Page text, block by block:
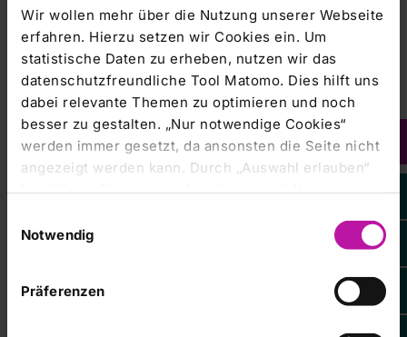
Wir wollen mehr über die Nutzung unserer Webseite
erfahren. Hierzu setzen wir Cookies ein. Um
statistische Daten zu erheben, nutzen wir das
datenschutzfreundliche Tool Matomo. Dies hilft uns
dabei relevante Themen zu optimieren und noch
besser zu gestalten. „Nur notwendige Cookies“
werden immer gesetzt, da ansonsten die Seite nicht
angezeigt werden kann. Durch „Auswahl erlauben“
bestätigen Sie entsprechend ausgewählte
erlauben Sie alle eingesetzten Cookies. Sie können
Ihre
Einstellungen anpassen. Weitere Informationen
finden Sie auch in unserer
Datenschutzerklärung
Notwendig
Präferenzen
„Ich ermutige insbesondere
Patienten über 65 Jahre die
Vorsorgeuntersuchung zum
Bauchaortenaneurysma in der
Hausarztpraxis anzusprechen
oder sich in der MVZ-
Sprechstunde vorzustellen, da die
Aneurysmen ab diesem Alter
eine Kassenleistung im Rahmen
der Vorsorge darstellt“, betont Dr.